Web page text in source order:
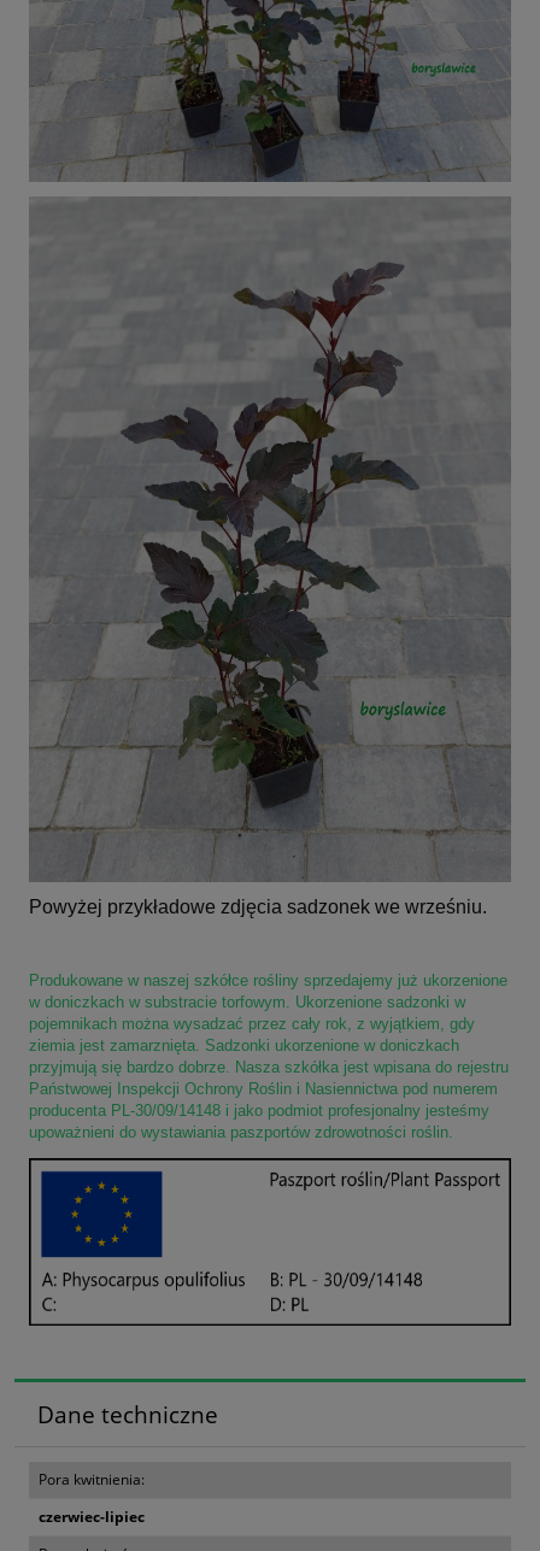
Powyżej przykładowe zdjęcia sadzonek we wrześniu.
Produkowane w naszej szkółce rośliny sprzedajemy już ukorzenione
w doniczkach w substracie torfowym. Ukorzenione sadzonki w
pojemnikach można wysadzać przez cały rok, z wyjątkiem, gdy
ziemia jest zamarznięta. Sadzonki ukorzenione w doniczkach
przyjmują się bardzo dobrze. Nasza szkółka jest wpisana do rejestru
Państwowej Inspekcji Ochrony Roślin i Nasiennictwa pod numerem
producenta PL-30/09/14148 i jako podmiot profesjonalny jesteśmy
upoważnieni do wystawiania paszportów zdrowotności roślin.
Dane techniczne
Pora kwitnienia:
czerwiec-lipiec